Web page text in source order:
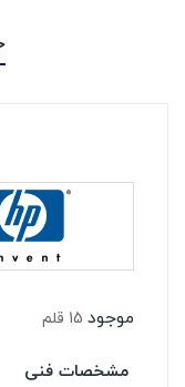
موجود 15 قلم
مشخصات فنی